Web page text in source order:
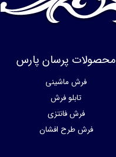
محصولات پرسان پارس
فرش ماشینی
تابلو فرش
فرش فانتزی
فرش طرح افشان